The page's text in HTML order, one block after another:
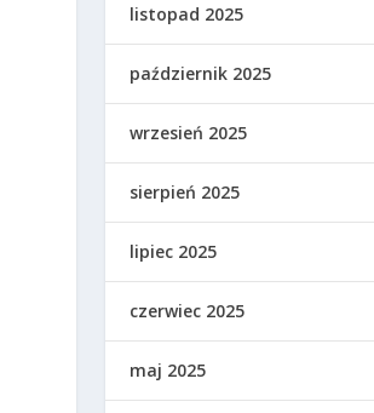
listopad 2025
październik 2025
wrzesień 2025
sierpień 2025
lipiec 2025
czerwiec 2025
maj 2025